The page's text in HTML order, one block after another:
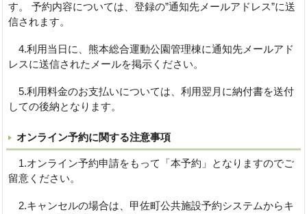
す。
予約内容については、登録の”通知先メールアドレス”に送
信されます。
4.利用当日に、熊本総合運動公園管理棟に通知先メールアド
レスに送信されたメールを掲示ください。
5.利用料金のお支払いについては、利用翌月に納付書を送付
しての後納となります。
オンライン予約に関する注意事項
1.オンライン予約申請をもって「本予約」となりますのでご
留意ください。
2.キャンセルの場合は、甲佐町公共施設予約システムからキ